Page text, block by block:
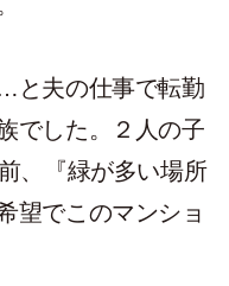
と夫の仕事で転勤
でした。２人の子
、『緑が多い場所
望でこのマンショ